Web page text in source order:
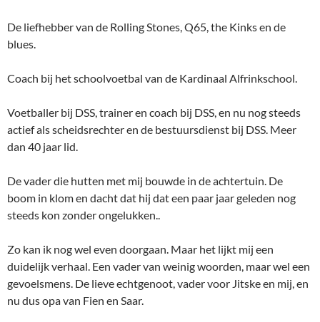
De liefhebber van de Rolling Stones, Q65, the Kinks en de
blues.
Coach bij het schoolvoetbal van de Kardinaal Alfrinkschool.
Voetballer bij DSS, trainer en coach bij DSS, en nu nog steeds
actief als scheidsrechter en de bestuursdienst bij DSS. Meer
dan 40 jaar lid.
De vader die hutten met mij bouwde in de achtertuin. De
boom in klom en dacht dat hij dat een paar jaar geleden nog
steeds kon zonder ongelukken..
Zo kan ik nog wel even doorgaan. Maar het lijkt mij een
duidelijk verhaal. Een vader van weinig woorden, maar wel een
gevoelsmens. De lieve echtgenoot, vader voor Jitske en mij, en
nu dus opa van Fien en Saar.